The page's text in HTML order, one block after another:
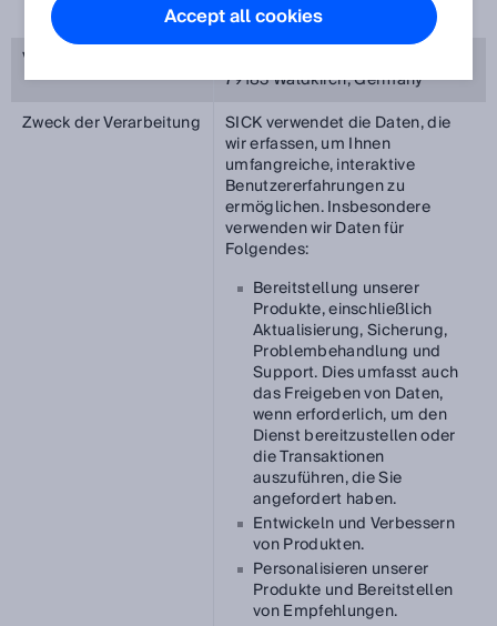
Verantwortliche Stelle
79183 Waldkirch, Germany
Zweck der Verarbeitung
SICK verwendet die Daten, die
wir erfassen, um Ihnen
umfangreiche, interaktive
Benutzererfahrungen zu
ermöglichen. Insbesondere
verwenden wir Daten für
Folgendes:
Bereitstellung unserer
Produkte, einschließlich
Aktualisierung, Sicherung,
Problembehandlung und
Support. Dies umfasst auch
das Freigeben von Daten,
wenn erforderlich, um den
Dienst bereitzustellen oder
die Transaktionen
auszuführen, die Sie
angefordert haben.
Entwickeln und Verbessern
von Produkten.
Personalisieren unserer
Produkte und Bereitstellen
von Empfehlungen.
Accept all cookies